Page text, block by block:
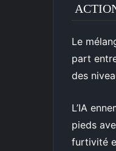
Le
part
des
L’IA
pieds
furtivité